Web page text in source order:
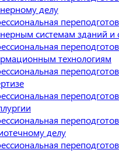
делу
системам зданий и
технологиям
делу